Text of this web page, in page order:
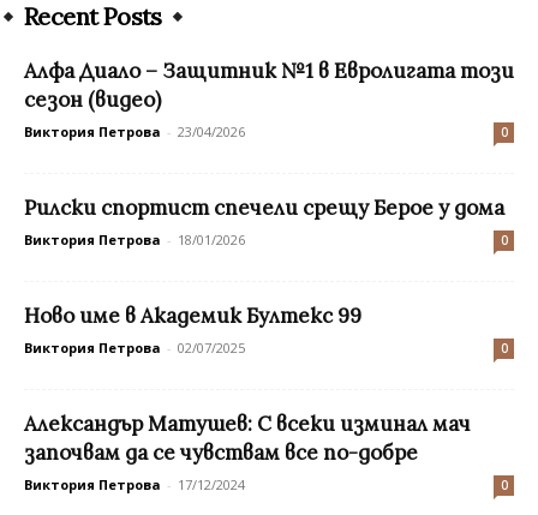
Recent Posts
Алфа Диало – Защитник №1 в Евролигата този
сезон (видео)
Виктория Петрова - 23/04/2026 0
Рилски спортист спечели срещу Берое у дома
Виктория Петрова - 18/01/2026 0
Ново име в Академик Бултекс 99
Виктория Петрова - 02/07/2025 0
Александър Матушев: С всеки изминал мач
започвам да се чувствам все по-добре
Виктория Петрова - 17/12/2024 0